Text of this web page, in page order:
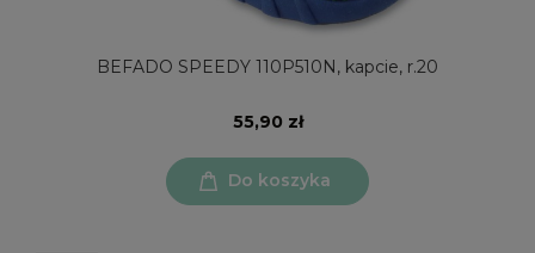
BEFADO SPEEDY 110P510N, kapcie, r.20
55,90 zł
Do koszyka